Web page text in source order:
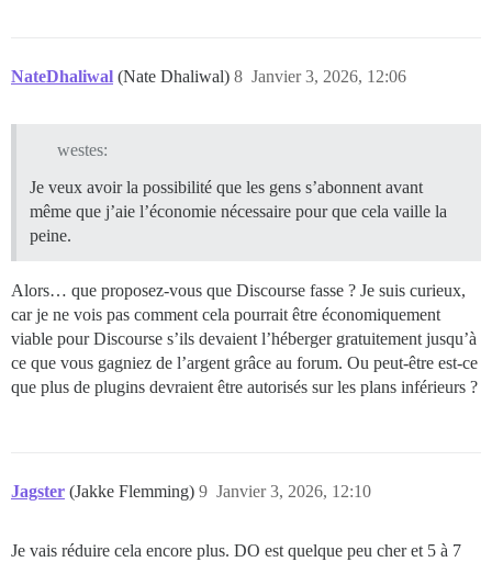
NateDhaliwal (Nate Dhaliwal) Janvier 3, 2026, 12:06
8
westes:
Je veux avoir la possibilité que les gens s’abonnent avant
même que j’aie l’économie nécessaire pour que cela vaille la
peine.
Alors… que proposez-vous que Discourse fasse ? Je suis curieux,
car je ne vois pas comment cela pourrait être économiquement
viable pour Discourse s’ils devaient l’héberger gratuitement jusqu’à
ce que vous gagniez de l’argent grâce au forum. Ou peut-être est-ce
que plus de plugins devraient être autorisés sur les plans inférieurs ?
Jagster (Jakke Flemming) Janvier 3, 2026, 12:10
9
Je vais réduire cela encore plus. DO est quelque peu cher et 5 à 7